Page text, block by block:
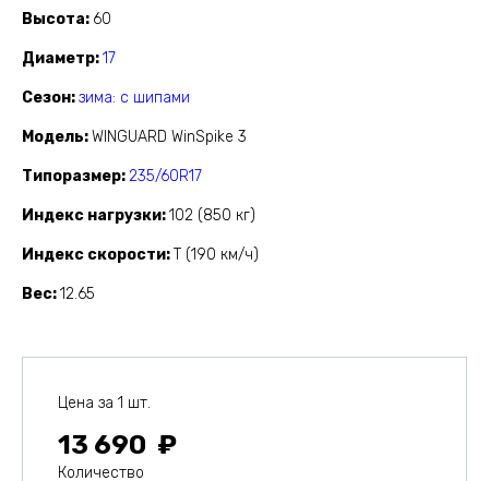
Высота 60
Диаметр 17
Сезон зима: с шипами
Модель WINGUARD WinSpike 3
Типоразмер 235/60R17
Индекс нагрузки 102 (850 кг)
Индекс скорости T (190 км/ч)
Вес 12.65
Цена за 1 шт.
13 690
Количество